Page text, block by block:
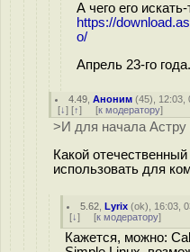
А чего его искать-
https://
o/
Апрель 23-го
4.49 ,Аноним (45), 12:03,
[↓] [↑] [к модератору]
>И для начала Астру
Какой
использовать для
5.62 ,Lyrix (ok), 16:03,
[↓] [к модератору]
Кажется, можно: